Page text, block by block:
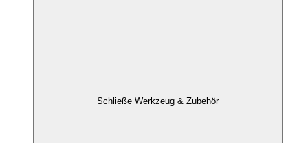
Schließe Werkzeug & Zubehör